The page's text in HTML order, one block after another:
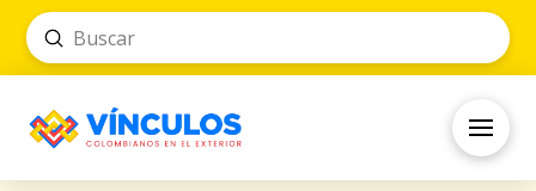
Search
Submit